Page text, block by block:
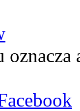
oznacza